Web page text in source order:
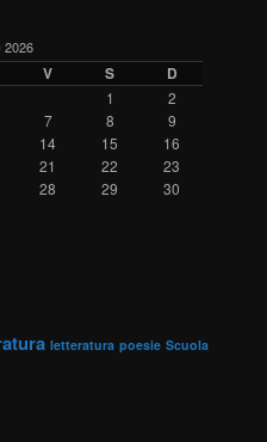
2026
V S D
1
2
7 8
9
14 15
16
21 22
23
28 29
30
letteratura poesie Scuola